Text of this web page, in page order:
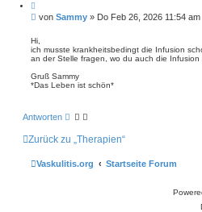
i
t
e
r
e
B
i
t
r
a
g
von Sammy » Do Feb 26, 2026 11:54 am
Hi,
ich musste krankheitsbedingt die Infusion
an der Stelle fragen, wo du auch die
Gruß Sammy
*Das Leben ist schön*
Antworten
Zurück zu „Therapien“
Vaskulitis.org Startseite Forum